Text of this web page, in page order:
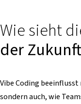
Wie sieht
der Zukunft
Vibe Coding
sondern auch, wie